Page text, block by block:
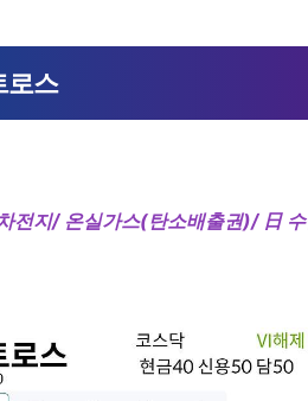
로스
전지/ 온실가스(탄소배출권)/ 日